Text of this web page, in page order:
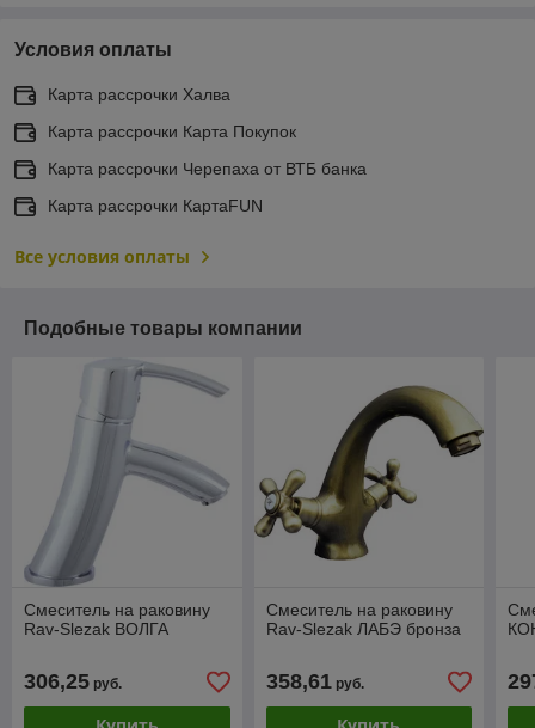
Условия оплаты
Карта рассрочки Халва
Карта рассрочки Карта Покупок
Карта рассрочки Черепаха от ВТБ банка
Карта рассрочки КартаFUN
Все условия оплаты
Подобные товары компании
Смеситель на раковину
Rav-Slezak ВОЛГА
306,25 руб.
Смеситель на раковину
Rav-Slezak ЛАБЭ бронза
358,61руб.